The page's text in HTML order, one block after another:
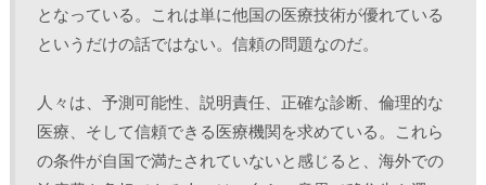
となっている。これは単に他国の医療技術が優れている
というだけの話ではない。信頼の問題なのだ。
人々は、予測可能性、説明責任、正確な診断、倫理的な
医療、そして信頼できる医療機関を求めている。これら
の条件が自国で満たされていないと感じると、海外での